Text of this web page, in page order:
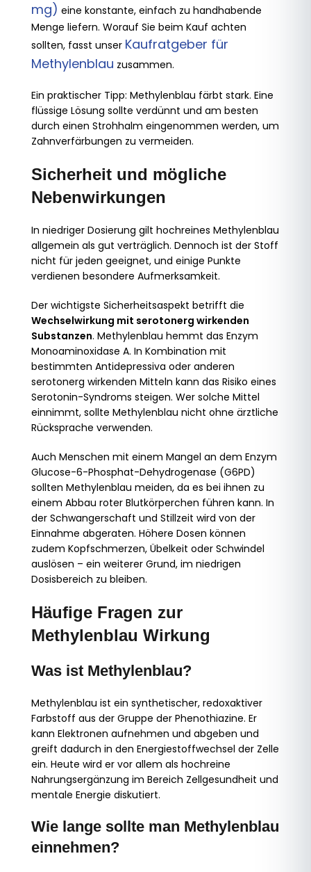
mg) eine konstante, einfach zu handhabende
Menge liefern. Worauf Sie beim Kauf achten
sollten, fasst unser Kaufratgeber für
Methylenblau zusammen.
Ein praktischer Tipp: Methylenblau färbt stark. Eine
flüssige Lösung sollte verdünnt und am besten
durch einen Strohhalm eingenommen werden, um
Zahnverfärbungen zu vermeiden.
Sicherheit und mögliche
Nebenwirkungen
In niedriger Dosierung gilt hochreines Methylenblau
allgemein als gut verträglich. Dennoch ist der Stoff
nicht für jeden geeignet, und einige Punkte
verdienen besondere Aufmerksamkeit.
Der wichtigste Sicherheitsaspekt betrifft die
Wechselwirkung mit serotonerg wirkenden
Substanzen. Methylenblau hemmt das Enzym
Monoaminoxidase A. In Kombination mit
bestimmten Antidepressiva oder anderen
serotonerg wirkenden Mitteln kann das Risiko eines
Serotonin-Syndroms steigen. Wer solche Mittel
einnimmt, sollte Methylenblau nicht ohne ärztliche
Rücksprache verwenden.
Auch Menschen mit einem Mangel an dem Enzym
Glucose-6-Phosphat-Dehydrogenase (G6PD)
sollten Methylenblau meiden, da es bei ihnen zu
einem Abbau roter Blutkörperchen führen kann. In
der Schwangerschaft und Stillzeit wird von der
Einnahme abgeraten. Höhere Dosen können
zudem Kopfschmerzen, Übelkeit oder Schwindel
auslösen – ein weiterer Grund, im niedrigen
Dosisbereich zu bleiben.
Häufige Fragen zur
Methylenblau Wirkung
Was ist Methylenblau?
Methylenblau ist ein synthetischer, redoxaktiver
Farbstoff aus der Gruppe der Phenothiazine. Er
kann Elektronen aufnehmen und abgeben und
greift dadurch in den Energiestoffwechsel der Zelle
ein. Heute wird er vor allem als hochreine
Nahrungsergänzung im Bereich Zellgesundheit und
mentale Energie diskutiert.
Wie lange sollte man Methylenblau
einnehmen?